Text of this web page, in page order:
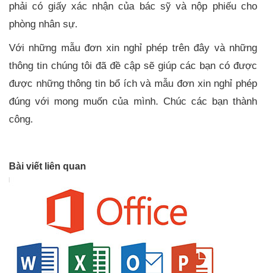
phải có giấy xác nhận của bác sỹ và nộp phiếu cho
phòng nhân sự.
Với những mẫu đơn xin nghỉ phép trên đây và những
thông tin chúng tôi đã đề cập sẽ giúp các bạn có được
được những thông tin bổ ích và mẫu đơn xin nghỉ phép
đúng với mong muốn của mình. Chúc các bạn thành
công.
Bài viết liên quan